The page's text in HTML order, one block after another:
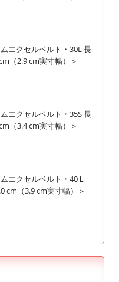
エクセルベルト・30L 長
（2.9 cm実寸幅）＞
エクセルベルト・35S 長
（3.4 cm実寸幅）＞
エクセルベルト・40Ｌ
cm（3.9 cm実寸幅）＞